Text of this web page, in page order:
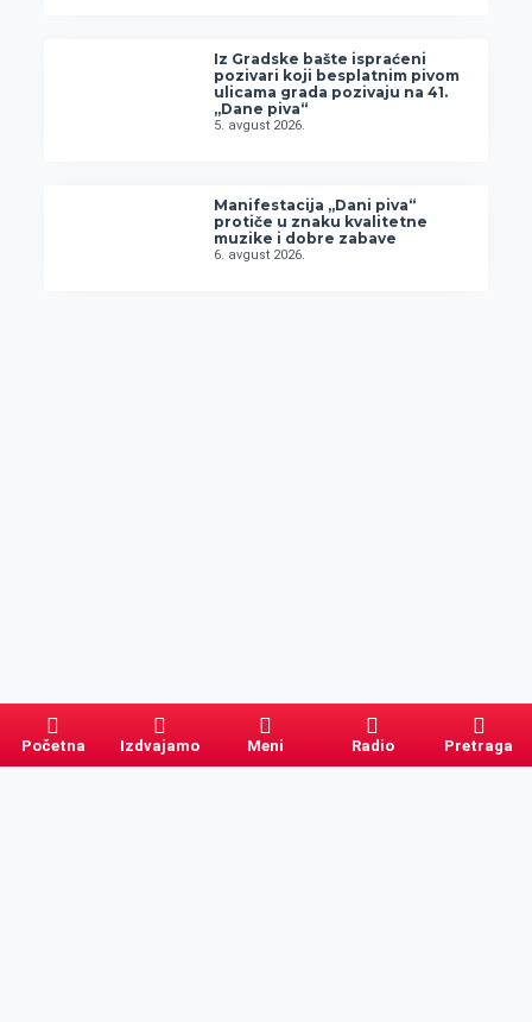
Iz Gradske bašte ispraćeni
pozivari koji besplatnim pivom
ulicama grada pozivaju na 41.
„Dane piva“
5. avgust 2026.
Manifestacija „Dani piva“
protiče u znaku kvalitetne
muzike i dobre zabave
6. avgust 2026.
Početna Izdvajamo Meni Radio Pretraga